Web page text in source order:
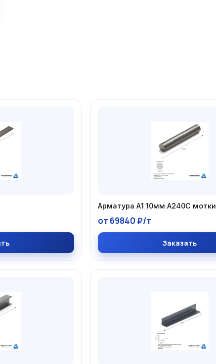
Арматура А1 10мм А240С мотки
от 69840 ₽/т
Заказать